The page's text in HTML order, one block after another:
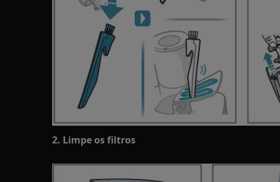
2. Limpe os filtros